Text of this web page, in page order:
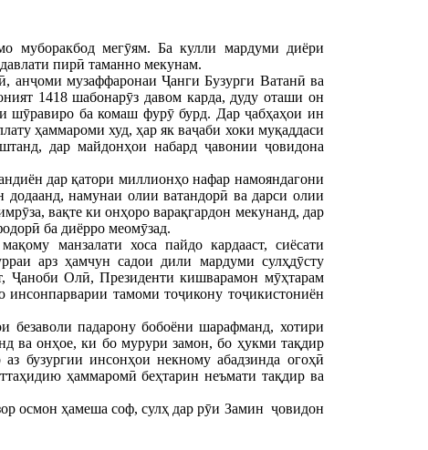
муборакбод мегӯям. Ба кулли мардуми диёри
пирӣ таманно мекунам.
анҷоми музаффаронаи Ҷанги Бузурги Ватанӣ ва
1418 шабонарӯз давом карда, дуду оташи он
шӯравиро ба комаш фурӯ бурд. Дар ҷабҳаҳои ин
ҳаммароми худ, ҳар як ваҷаби хоки муқаддаси
дар майдонҳои набард ҷавонии ҷовидона
дар қатори миллионҳо нафар намояндагони
намунаи олии ватандорӣ ва дарси олии
вақте ки онҳоро варақгардон мекунанд, дар
ба диёрро меомӯзад.
манзалати хоса пайдо кардааст, сиёсати
арз ҳамчун садои дили мардуми сулҳдӯсту
Ҷаноби Олӣ, Президенти кишварамон мӯҳтарам
тамоми тоҷикону тоҷикистониён
безаволи падарону бобоёни шарафманд, хотири
ва онҳое, ки бо мурури замон, бо ҳукми тақдир
бузургии инсонҳои некному абадзинда огоҳӣ
ҳаммаромӣ беҳтарин неъмати тақдир ва
осмон ҳамеша соф, сулҳ дар рӯи Замин ҷовидон